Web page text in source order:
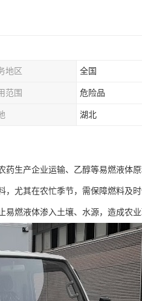
地区 全国
范围 危险品
湖北
生产企业运输、乙醇等易燃液体
尤其在农忙季节，需保障燃料及
燃液体渗入土壤、水源，造成农业